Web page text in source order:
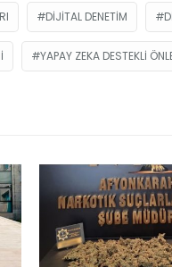
DIJITAL DENETIM
YAPAY ZEKA DESTEKLI